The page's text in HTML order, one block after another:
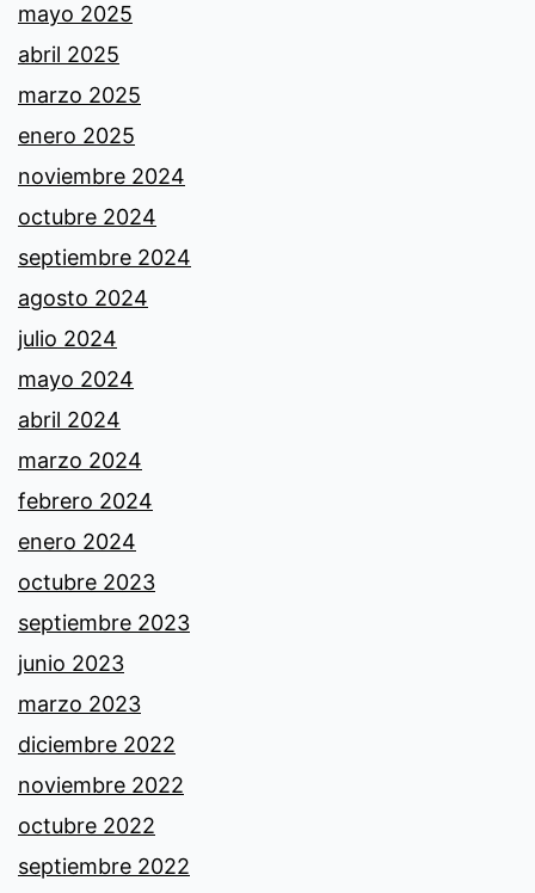
mayo 2025
abril 2025
marzo 2025
enero 2025
noviembre 2024
octubre 2024
septiembre 2024
agosto 2024
julio 2024
mayo 2024
abril 2024
marzo 2024
febrero 2024
enero 2024
octubre 2023
septiembre 2023
junio 2023
marzo 2023
diciembre 2022
noviembre 2022
octubre 2022
septiembre 2022